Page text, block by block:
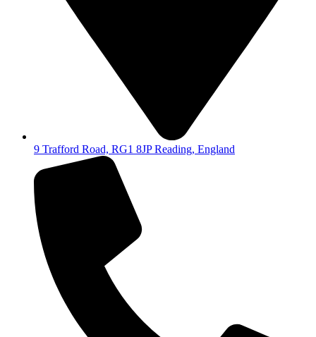
9 Trafford Road, RG1 8JP Reading, England